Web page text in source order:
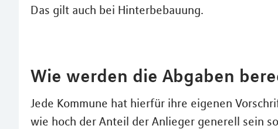
Das gilt auch bei Hinterbebauung.
Wie werden die Abgaben
Jede Kommune hat hierfür ihre eigenen
wie hoch der Anteil der Anlieger generell sein